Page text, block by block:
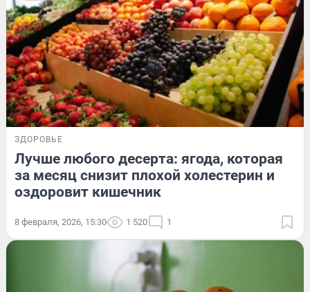
ЗДОРОВЬЕ
Лучше любого десерта: ягода, которая
за месяц снизит плохой холестерин и
оздоровит кишечник
8 февраля, 2026, 15:30 1 520 1